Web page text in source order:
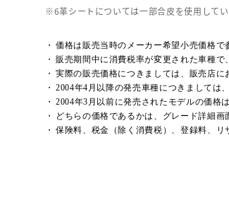
革シートについては一部合皮を使用してい
価格は販売当時のメーカー希望小売価格で
販売期間中に消費税率が変更された車種で
実際の販売価格につきましては、販売店に
2004年4月以降の発売車種につきましては
2004年3月以前に発売されたモデルの価格
どちらの価格であるかは、グレード詳細画
保険料、税金（除く消費税）、登録料、リ